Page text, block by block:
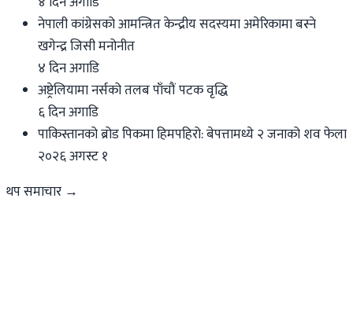
नेपाली कांग्रेसको आमन्त्रित केन्द्रीय सदस्यमा अमेरिकामा बस्ने
खगेन्द्र जिसी मनोनीत
४ दिन अगाडि
अष्ट्रेलियामा नर्सको तलब पाँचौं पटक वृद्धि
६ दिन अगाडि
पाकिस्तानको ब्रोड पिकमा हिमपहिरो: बेपत्तामध्ये २ जनाको शव फेला
२०२६ अगस्ट १
थप समाचार →